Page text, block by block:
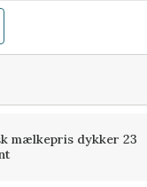
mælkepris dykker 23